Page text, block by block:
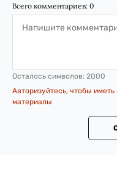
Всего комментариев: 0
Осталось символов: 2000
Авторизуйтесь, чтобы
материалы